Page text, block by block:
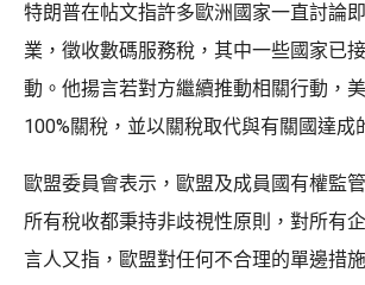
特朗普在帖文指許多歐洲國家一直討論
業，徵收數碼服務稅，其中一些國家已
動。他揚言若對方繼續推動相關行動，
100%關稅，並以關稅取代與有關國達成
歐盟委員會表示，歐盟及成員國有權監
所有稅收都秉持非歧視性原則，對所有
言人又指，歐盟對任何不合理的單邊措